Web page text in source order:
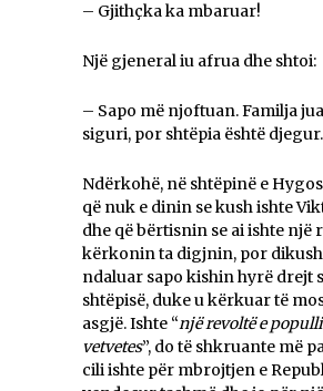
– Gjithçka ka mbaruar!
Një gjeneral iu afrua dhe shtoi:
– Sapo më njoftuan. Familja
siguri, por shtëpia është djegur.
Ndërkohë, në shtëpinë e
që nuk e dinin se kush ishte
dhe që bërtisnin se ai ishte një
kërkonin ta digjnin, por
ndaluar sapo kishin hyrë drejt
shtëpisë, duke u kërkuar të
asgjë. Ishte “një revoltë e
vetvetes”, do të shkruante më
cili ishte për mbrojtjen e